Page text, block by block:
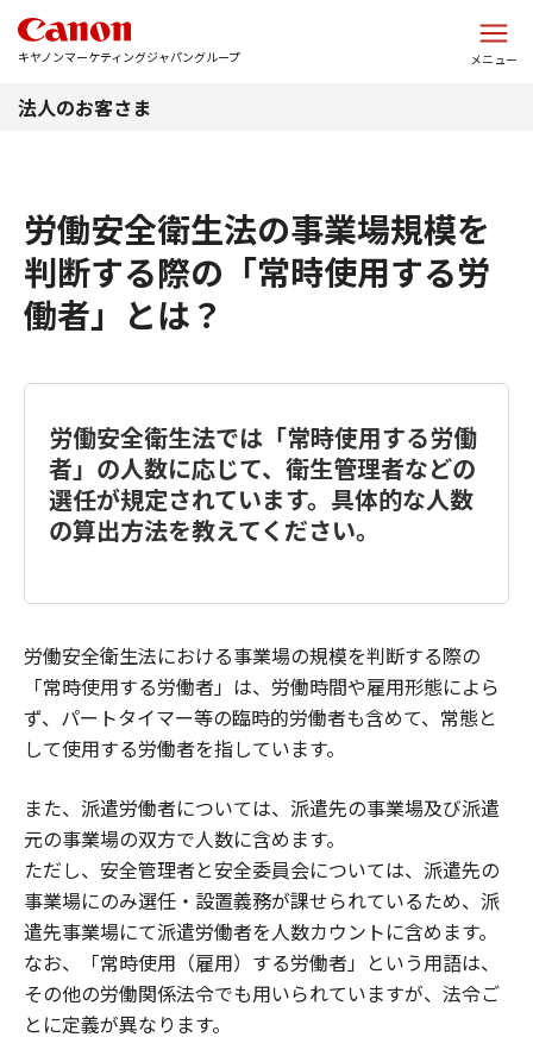
キヤノンマーケティングジャパングループ メニュー
法人のお客さま
労働安全衛生法の事業場規模を
判断する際の「常時使用する労
働者」とは？
労働安全衛生法では「常時使用する労働
者」の人数に応じて、衛生管理者などの
選任が規定されています。具体的な人数
の算出方法を教えてください。
労働安全衛生法における事業場の規模を判断する際の
「常時使用する労働者」は、労働時間や雇用形態によら
ず、パートタイマー等の臨時的労働者も含めて、常態と
して使用する労働者を指しています。
また、派遣労働者については、派遣先の事業場及び派遣
元の事業場の双方で人数に含めます。
ただし、安全管理者と安全委員会については、派遣先の
事業場にのみ選任・設置義務が課せられているため、派
遣先事業場にて派遣労働者を人数カウントに含めます。
なお、「常時使用（雇用）する労働者」という用語は、
その他の労働関係法令でも用いられていますが、法令ご
とに定義が異なります。